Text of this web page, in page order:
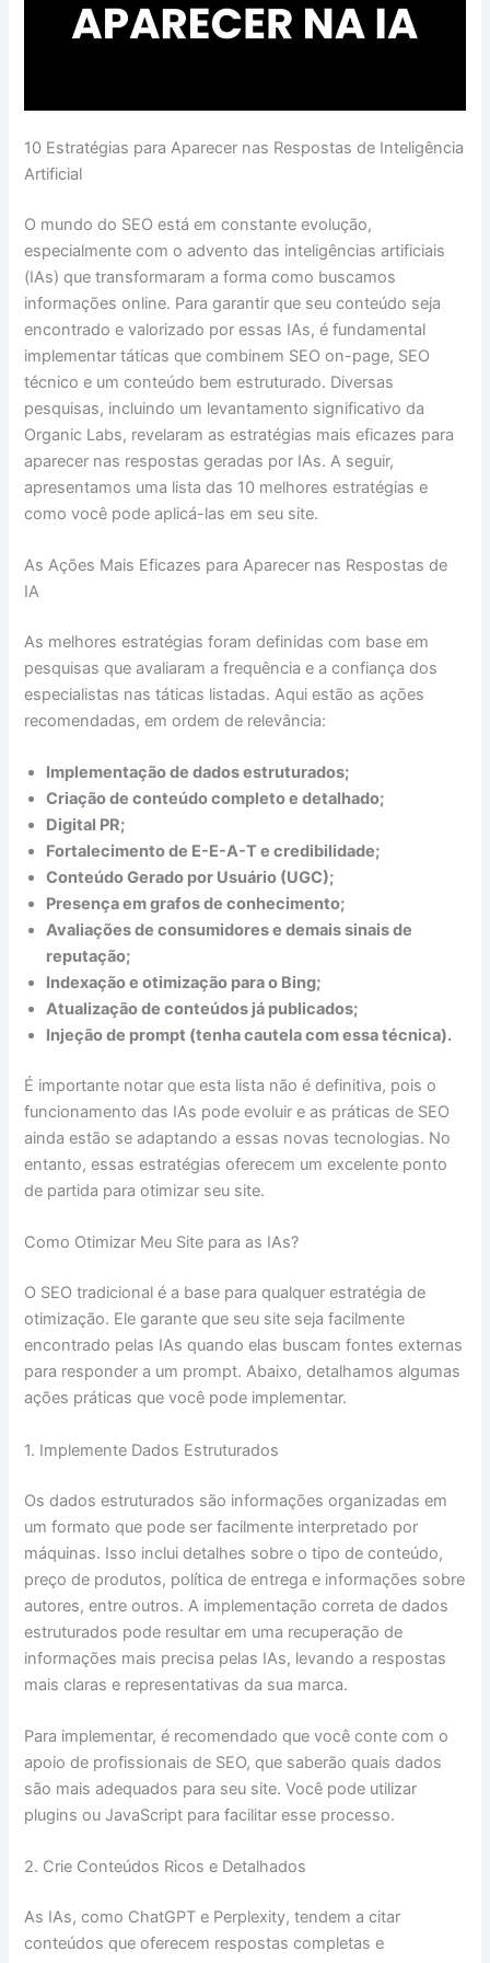
10 Estratégias para Aparecer nas Respostas de Inteligência
Artificial
O mundo do SEO está em constante evolução,
especialmente com o advento das inteligências artificiais
(IAs) que transformaram a forma como buscamos
informações online. Para garantir que seu conteúdo seja
encontrado e valorizado por essas IAs, é fundamental
implementar táticas que combinem SEO on-page, SEO
técnico e um conteúdo bem estruturado. Diversas
pesquisas, incluindo um levantamento significativo da
Organic Labs, revelaram as estratégias mais eficazes para
aparecer nas respostas geradas por IAs. A seguir,
apresentamos uma lista das 10 melhores estratégias e
como você pode aplicá-las em seu site.
As Ações Mais Eficazes para Aparecer nas Respostas de
IA
As melhores estratégias foram definidas com base em
pesquisas que avaliaram a frequência e a confiança dos
especialistas nas táticas listadas. Aqui estão as ações
recomendadas, em ordem de relevância:
Implementação de dados estruturados;
Criação de conteúdo completo e detalhado;
Digital PR;
Fortalecimento de E-E-A-T e credibilidade;
Conteúdo Gerado por Usuário (UGC);
Presença em grafos de conhecimento;
Avaliações de consumidores e demais sinais de
reputação;
Indexação e otimização para o Bing;
Atualização de conteúdos já publicados;
Injeção de prompt (tenha cautela com essa técnica).
É importante notar que esta lista não é definitiva, pois o
funcionamento das IAs pode evoluir e as práticas de SEO
ainda estão se adaptando a essas novas tecnologias. No
entanto, essas estratégias oferecem um excelente ponto
de partida para otimizar seu site.
Como Otimizar Meu Site para as IAs?
O SEO tradicional é a base para qualquer estratégia de
otimização. Ele garante que seu site seja facilmente
encontrado pelas IAs quando elas buscam fontes externas
para responder a um prompt. Abaixo, detalhamos algumas
ações práticas que você pode implementar.
1. Implemente Dados Estruturados
Os dados estruturados são informações organizadas em
um formato que pode ser facilmente interpretado por
máquinas. Isso inclui detalhes sobre o tipo de conteúdo,
preço de produtos, política de entrega e informações sobre
autores, entre outros. A implementação correta de dados
estruturados pode resultar em uma recuperação de
informações mais precisa pelas IAs, levando a respostas
mais claras e representativas da sua marca.
Para implementar, é recomendado que você conte com o
apoio de profissionais de SEO, que saberão quais dados
são mais adequados para seu site. Você pode utilizar
plugins ou JavaScript para facilitar esse processo.
2. Crie Conteúdos Ricos e Detalhados
As IAs, como ChatGPT e Perplexity, tendem a citar
conteúdos que oferecem respostas completas e